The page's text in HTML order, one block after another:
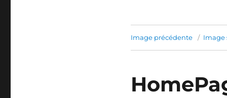
Image précédente Image